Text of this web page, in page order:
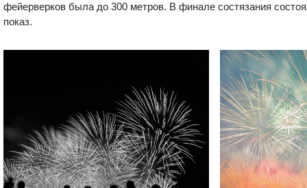
фейерверков была до 300 метров. В финале состязания
показ.